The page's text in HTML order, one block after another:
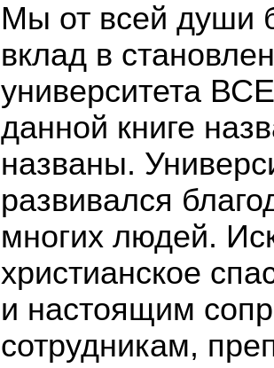
Мы от всей души
вклад в
университета
данной книге
названы.
развивался
многих людей.
христианское
и настоящим
сотрудникам,